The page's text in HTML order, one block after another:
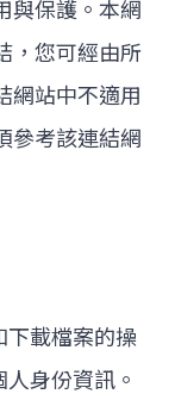
與保護。本網
，您可經由所
網站中不適用
參考該連結網
下載檔案的操
身份資訊。